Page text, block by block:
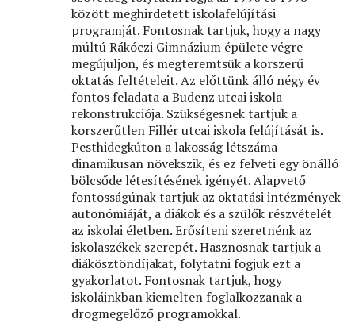
között meghirdetett iskolafelújítási
programját. Fontosnak tartjuk, hogy a nagy
múltú Rákóczi Gimnázium épülete végre
megújuljon, és megteremtsük a korszerű
oktatás feltételeit. Az előttünk álló négy év
fontos feladata a Budenz utcai iskola
rekonstrukciója. Szükségesnek tartjuk a
korszerűtlen Fillér utcai iskola felújítását is.
Pesthidegkúton a lakosság létszáma
dinamikusan növekszik, és ez felveti egy önálló
bölcsőde létesítésének igényét. Alapvető
fontosságúnak tartjuk az oktatási intézmények
autonómiáját, a diákok és a szülők részvételét
az iskolai életben. Erősíteni szeretnénk az
iskolaszékek szerepét. Hasznosnak tartjuk a
diákösztöndíjakat, folytatni fogjuk ezt a
gyakorlatot. Fontosnak tartjuk, hogy
iskoláinkban kiemelten foglalkozzanak a
drogmegelőző programokkal.